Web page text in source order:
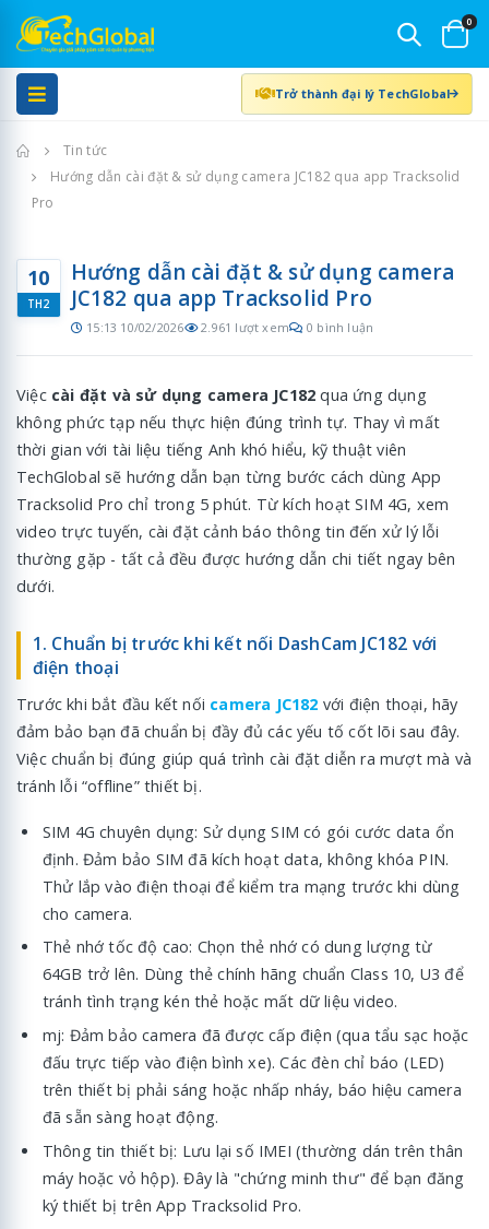
0
Trở thành đại lý TechGlobal
Trang chủ
Tin tức
Hướng dẫn cài đặt & sử dụng camera JC182 qua app Tracksolid
Pro
10
TH2
Hướng dẫn cài đặt & sử dụng camera
JC182 qua app Tracksolid Pro
15:13 10/02/2026 2.961 lượt xem 0 bình luận
Việc cài đặt và sử dụng camera JC182 qua ứng dụng
không phức tạp nếu thực hiện đúng trình tự. Thay vì mất
thời gian với tài liệu tiếng Anh khó hiểu, kỹ thuật viên
TechGlobal sẽ hướng dẫn bạn từng bước cách dùng App
Tracksolid Pro chỉ trong 5 phút. Từ kích hoạt SIM 4G, xem
video trực tuyến, cài đặt cảnh báo thông tin đến xử lý lỗi
thường gặp - tất cả đều được hướng dẫn chi tiết ngay bên
dưới.
1. Chuẩn bị trước khi kết nối DashCam JC182 với
điện thoại
Trước khi bắt đầu kết nối camera JC182 với điện thoại, hãy
đảm bảo bạn đã chuẩn bị đầy đủ các yếu tố cốt lõi sau đây.
Việc chuẩn bị đúng giúp quá trình cài đặt diễn ra mượt mà và
tránh lỗi “offline” thiết bị.
SIM 4G chuyên dụng: Sử dụng SIM có gói cước data ổn
định. Đảm bảo SIM đã kích hoạt data, không khóa PIN.
Thử lắp vào điện thoại để kiểm tra mạng trước khi dùng
cho camera.
Thẻ nhớ tốc độ cao: Chọn thẻ nhớ có dung lượng từ
64GB trở lên. Dùng thẻ chính hãng chuẩn Class 10, U3 để
tránh tình trạng kén thẻ hoặc mất dữ liệu video.
mj: Đảm bảo camera đã được cấp điện (qua tẩu sạc hoặc
đấu trực tiếp vào điện bình xe). Các đèn chỉ báo (LED)
trên thiết bị phải sáng hoặc nhấp nháy, báo hiệu camera
đã sẵn sàng hoạt động.
Thông tin thiết bị: Lưu lại số IMEI (thường dán trên thân
máy hoặc vỏ hộp). Đây là "chứng minh thư" để bạn đăng
ký thiết bị trên App Tracksolid Pro.